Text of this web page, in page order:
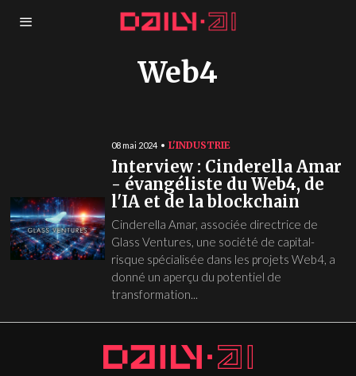
Web4
08 mai 2024 L'INDUSTRIE
Interview : Cinderella Amar
- évangéliste du Web4, de
l'IA et de la blockchain
Cinderella Amar, associée directrice de
Glass Ventures, une société de capital-
risque spécialisée dans les projets Web4, a
donné un aperçu du potentiel de
transformation...